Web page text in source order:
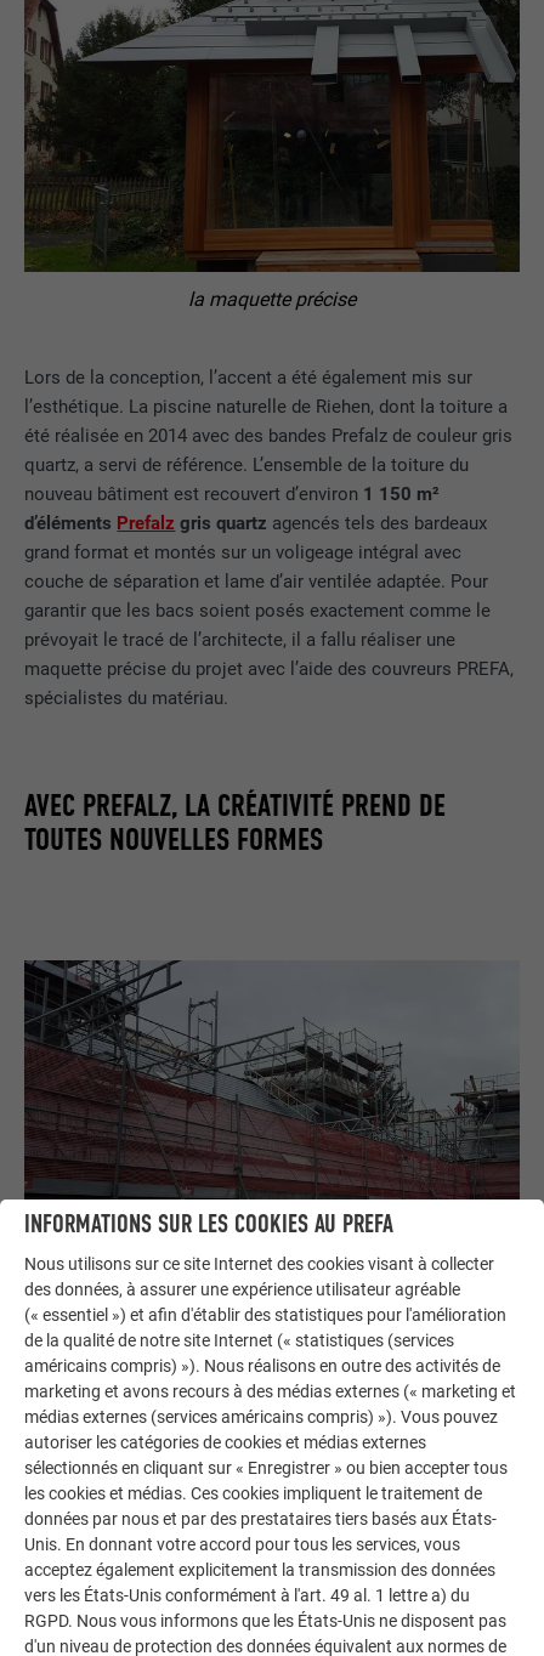
Lors de la conception, l’accent a été également mis sur
l’esthétique. La piscine naturelle de Riehen, dont la toiture a
été réalisée en 2014 avec des bandes Prefalz de couleur gris
quartz, a servi de référence. L’ensemble de la toiture du
nouveau bâtiment est recouvert d’environ 1 150 m²
d’éléments Prefalz gris quartz agencés tels des bardeaux
grand format et montés sur un voligeage intégral avec
couche de séparation et lame d’air ventilée adaptée. Pour
garantir que les bacs soient posés exactement comme le
prévoyait le tracé de l’architecte, il a fallu réaliser une
maquette précise du projet avec l’aide des couvreurs PREFA,
spécialistes du matériau.
la maquette précise
AVEC PREFALZ, LA CRÉATIVITÉ PREND DE
TOUTES NOUVELLES FORMES
L’échafaudage monté autour du toit principal incliné à 37
degrés et des constructions hors-combles est à lui seul un
petit chef-d’œuvre. Encadrée par Marcel Tomic, l’équipe de
l’entreprise Tecton-Fladag AG travaille avec une grande
circonspection tout en étant très efficace. Le schéma de
pose a été défini par l’architecte et prévoit que les bandes
Prefalz soient posées à l’horizontale. Les bardeaux grand
format sont d’abord pliés à l’atelier, puis les détails réalisés
sur place au moyen d’une plieuse. Les sous-faces et les
INFORMATIONS SUR LES COOKIES AU PREFA
Nous utilisons sur ce site Internet des cookies visant à collecter
des données, à assurer une expérience utilisateur agréable
(« essentiel ») et afin d'établir des statistiques pour l'amélioration
de la qualité de notre site Internet (« statistiques (services
américains compris) »). Nous réalisons en outre des activités de
marketing et avons recours à des médias externes (« marketing et
médias externes (services américains compris) »). Vous pouvez
autoriser les catégories de cookies et médias externes
sélectionnés en cliquant sur « Enregistrer » ou bien accepter tous
les cookies et médias. Ces cookies impliquent le traitement de
données par nous et par des prestataires tiers basés aux États-
Unis. En donnant votre accord pour tous les services, vous
acceptez également explicitement la transmission des données
vers les États-Unis conformément à l'art. 49 al. 1 lettre a) du
RGPD. Nous vous informons que les États-Unis ne disposent pas
d'un niveau de protection des données équivalent aux normes de